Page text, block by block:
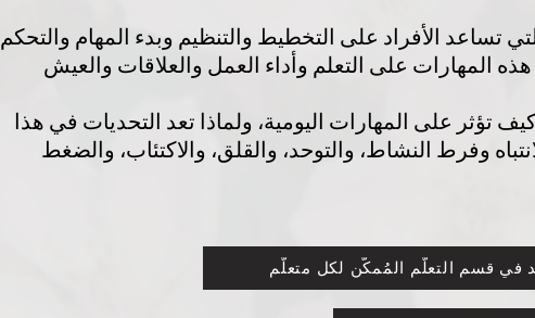
تساعد الأفراد على التخطيط والتنظيم وبدء المهام والتحكم
المهارات على التعلم وأداء العمل والعلاقات والعيش
تؤثر على المهارات اليومية، ولماذا تعد التحديات في هذا
وفرط النشاط، والتوحد، والقلق، والاكتئاب، والضغط
في قسم التعلّم المُمكّن لكل متعلّم